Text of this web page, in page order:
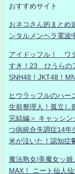
おすすめサイト
おネコさん的まと
ンタルメンヘラ電波
アイドッフル！ ワ
すき！23 ひうらの
SNH48！JKT48！
ヒウラッフルのハー
生前整理人！孤立し
完結編＞ キャッシ
つ病統合失調症14年
米が泣いた！認知症
魔法熟女/美魔女ッ
MAX！ ニート仙人